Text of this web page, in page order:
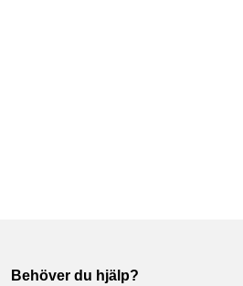
Behöver du hjälp?